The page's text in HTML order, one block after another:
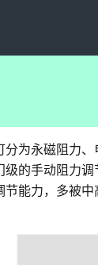
为永磁阻力
的手动阻力
能力，多被